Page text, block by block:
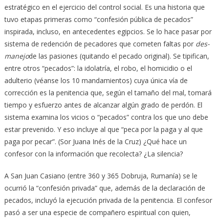
estratégico en el ejercicio del control social. Es una historia que
tuvo etapas primeras como “confesión pública de pecados”
inspirada, incluso, en antecedentes egipcios. Se lo hace pasar por
sistema de redención de pecadores que cometen faltas por des-
manejode las pasiones (quitando el pecado original). Se tipifican,
entre otros “pecados”: la idolatría, el robo, el homicidio o el
adulterio (véanse los 10 mandamientos) cuya única vía de
corrección es la penitencia que, según el tamaño del mal, tomará
tiempo y esfuerzo antes de alcanzar algún grado de perdón. El
sistema examina los vicios o “pecados” contra los que uno debe
estar prevenido. Y eso incluye al que “peca por la paga y al que
paga por pecar”. (Sor Juana Inés de la Cruz) ¿Qué hace un
confesor con la información que recolecta? ¿La silencia?
A San Juan Casiano (entre 360 y 365 Dobruja, Rumanía) se le
ocurrió la “confesión privada” que, además de la declaración de
pecados, incluyó la ejecución privada de la penitencia. El confesor
pasó a ser una especie de compañero espiritual con quien,